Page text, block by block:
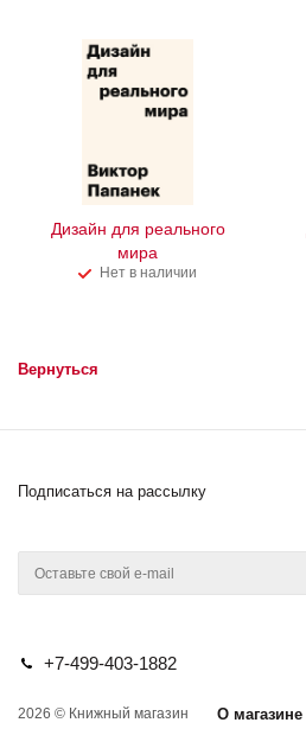
Дизайн для реального
мира
Нет в наличии
Вернуться
Подписаться на рассылку
+7-499-403-1882
2026 © Книжный магазин
О магазине